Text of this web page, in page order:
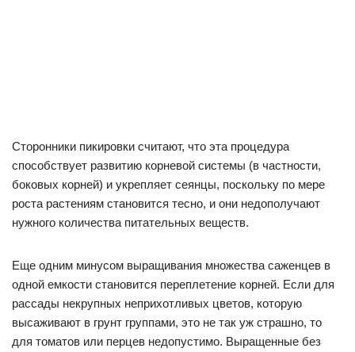
Сторонники пикировки считают, что эта процедура
способствует развитию корневой системы (в частности,
боковых корней) и укрепляет сеянцы, поскольку по мере
роста растениям становится тесно, и они недополучают
нужного количества питательных веществ.
Еще одним минусом выращивания множества саженцев в
одной емкости становится переплетение корней. Если для
рассады некрупных неприхотливых цветов, которую
высаживают в грунт группами, это не так уж страшно, то
для томатов или перцев недопустимо. Выращенные без